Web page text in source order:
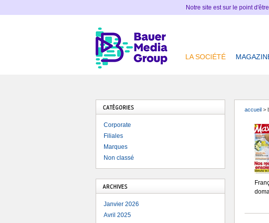
Notre site est sur le point
LA SOCIÉTÉ
accueil >
CATÉGORIES
Corporate
Filiales
Marques
Non classé
ARCHIVES
Janvier 2026
Avril 2025